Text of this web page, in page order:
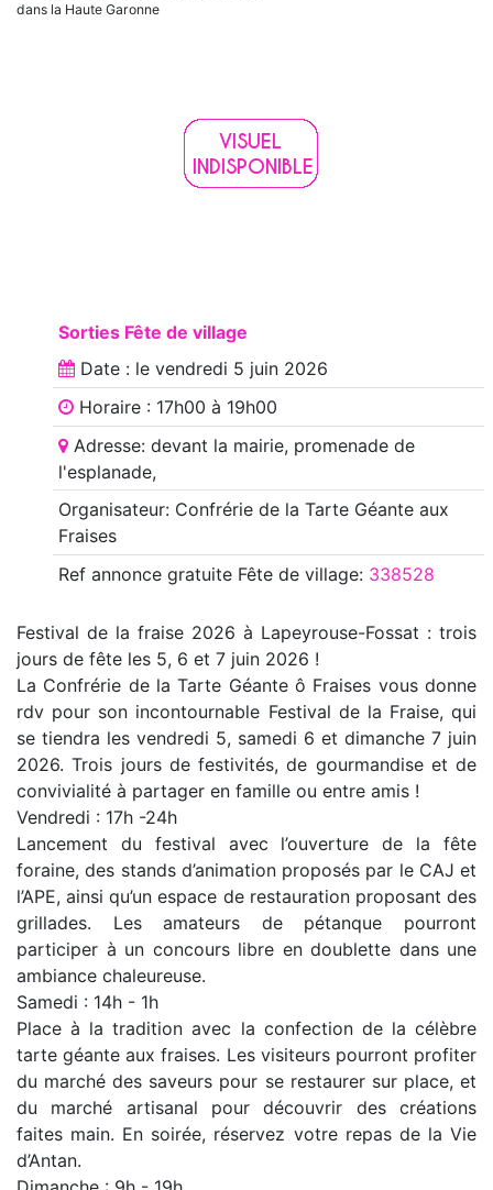
dans la Haute Garonne
Sorties Fête de village
Date : le vendredi 5 juin 2026
Horaire : 17h00 à 19h00
Adresse: devant la mairie, promenade de
l'esplanade,
Organisateur: Confrérie de la Tarte Géante aux
Fraises
Ref annoncegratuite Fête de village: 338528
Festival de la fraise 2026 à Lapeyrouse-Fossat : trois
jours de fête les 5, 6 et 7 juin 2026 !
La Confrérie de la Tarte Géante ô Fraises vous donne
rdv pour son incontournable Festival de la Fraise, qui
se tiendra les vendredi 5, samedi 6 et dimanche 7 juin
2026. Trois jours de festivités, de gourmandise et de
convivialité à partager en famille ou entre amis !
Vendredi : 17h -24h
Lancement du festival avec l’ouverture de la fête
foraine, des stands d’animation proposés par le CAJ et
l’APE, ainsi qu’un espace de restauration proposant des
grillades. Les amateurs de pétanque pourront
participer à un concours libre en doublette dans une
ambiance chaleureuse.
Samedi : 14h - 1h
Place à la tradition avec la confection de la célèbre
tarte géante aux fraises. Les visiteurs pourront profiter
du marché des saveurs pour se restaurer sur place, et
du marché artisanal pour découvrir des créations
faites main. En soirée, réservez votre repas de la Vie
d’Antan.